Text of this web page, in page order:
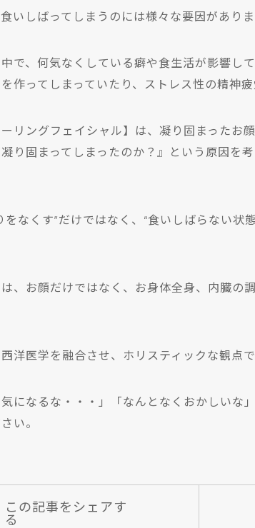
いしばってしまうのには様々な要因がありま
で、何気なくしている癖や食生活が影響し
作ってしまっていたり、ストレス性の精神
リングフェイシャル】は、凝り固まったお
り固まってしまったのか？』という原因を
をなくす”だけではなく、“食いしばらない状
、お顔だけではなく、お身体全身、内臓の
洋医学を融合させ、ホリスティックな観点
気になるな・・・」「なんとなくおかしいな
い。
この記事をシェアす
る